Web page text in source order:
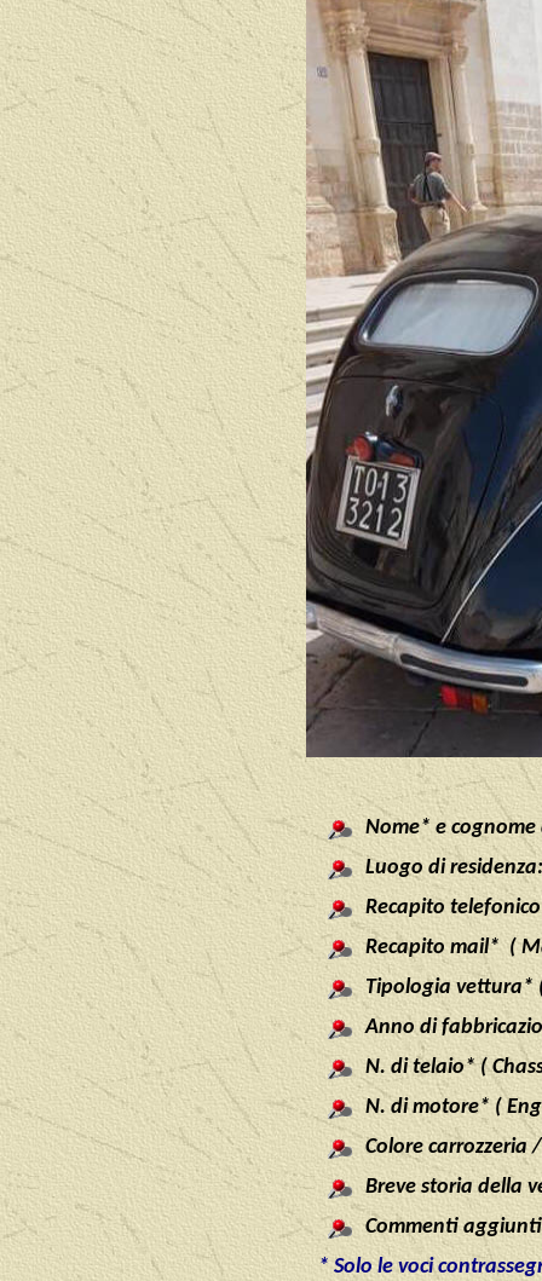
Nome* e
Luogo di
Recapito
Recapito mail* (
Tipologia vettura*
Anno di
N. di telaio* (
N. di motore* (
Colore
Breve storia della
Commenti
* Solo le voci